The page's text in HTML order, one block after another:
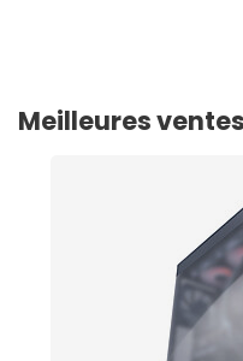
Meilleures